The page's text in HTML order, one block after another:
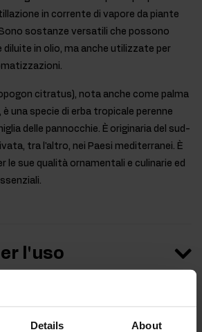
Details About
in corrente di vapore da piante
sostanze versatili che possono
in olio, ma anche utilizzate per
citratus), nota anche come palma
una specie di erba tropicale perenne
delle pannocchie. È originaria del sud-
tra l'altro, nei Paesi mediterranei. È
le sue qualità ornamentali e culinarie ed
l'uso
nutrizionali